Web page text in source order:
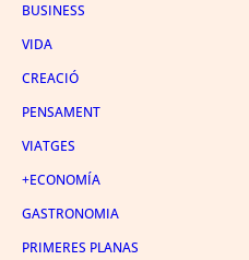
BUSINESS
VIDA
CREACIÓ
PENSAMENT
VIATGES
+ECONOMÍA
GASTRONOMIA
PRIMERES PLANAS